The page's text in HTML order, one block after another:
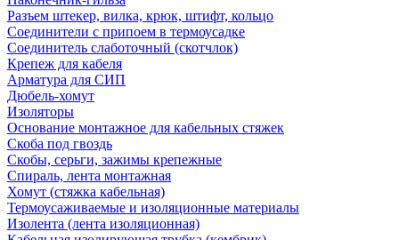
Разъем штекер, вилка, крюк, штифт, кольцо
Соединители с припоем в термоусадке
Соединитель слаботочный (скотчлок)
Крепеж для кабеля
Арматура для СИП
Дюбель-хомут
Изоляторы
Основание монтажное для кабельных стяжек
Скоба под гвоздь
Скобы, серьги, зажимы крепежные
Спираль, лента монтажная
Хомут (стяжка кабельная)
Термоусаживаемые и изоляционные материалы
Изолента (лента изоляционная)